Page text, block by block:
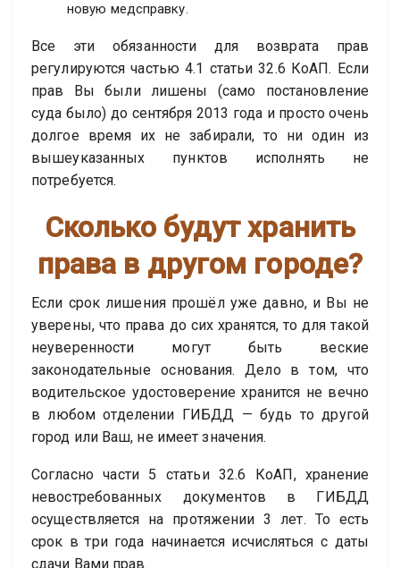
новую медсправку.
Все эти обязанности для возврата прав
регулируются частью 4.1 статьи 32.6 КоАП. Если
прав Вы были лишены (само постановление
суда было) до сентября 2013 года и просто очень
долгое время их не забирали, то ни один из
вышеуказанных пунктов исполнять не
потребуется.
Сколько будут хранить
права в другом городе?
Если срок лишения прошёл уже давно, и Вы не
уверены, что права до сих хранятся, то для такой
неуверенности могут быть веские
законодательные основания. Дело в том, что
водительское удостоверение хранится не вечно
в любом отделении ГИБДД — будь то другой
город или Ваш, не имеет значения.
Согласно части 5 статьи 32.6 КоАП, хранение
невостребованных документов в ГИБДД
осуществляется на протяжении 3 лет. То есть
срок в три года начинается исчисляться с даты
сдачи Вами прав.